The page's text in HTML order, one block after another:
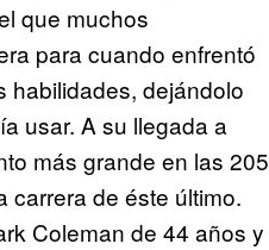
que muchos
para cuando enfrentó
habilidades, dejándolo
usar. A su llegada a
más grande en las 205
carrera de éste último.
Coleman de 44 años y